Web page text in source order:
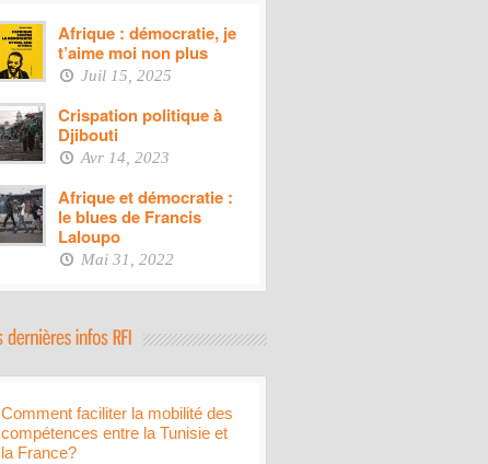
Afrique : démocratie, je
t’aime moi non plus
Juil 15, 2025
Crispation politique à
Djibouti
Avr 14, 2023
Afrique et démocratie :
le blues de Francis
Laloupo
Mai 31, 2022
Comment faciliter la mobilité des
compétences entre la Tunisie et
la France?